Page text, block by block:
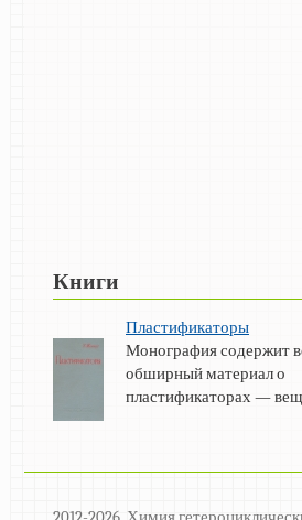
Книги
Пластификаторы
Монография содержит
обширный материал о
пластификаторах —